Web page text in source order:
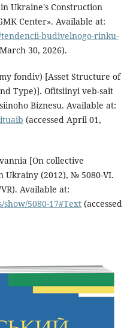
Ukraine's Construction
Center». Available at:
budivelnogo-rinku-
30, 2026).
fondiv) [Asset Structure of
Type)]. Ofitsiinyi veb-sait
Biznesu. Available at:
(accessed April 01,
[On collective
Ukrainy (2012), № 5080-VI.
Available at:
5080-17#Text(accessed